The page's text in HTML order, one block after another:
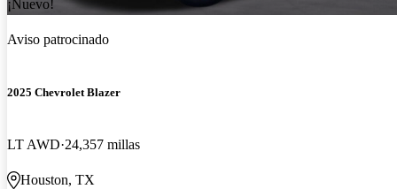
¡Nuevo!
Aviso patrocinado
2025 Chevrolet Blazer
LT AWD 24,357 millas
Houston, TX